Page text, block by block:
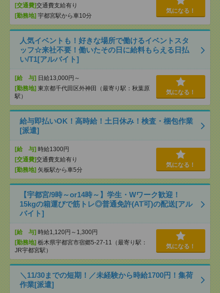
[交通費]交通費支給有り
[勤務地] 宇都宮駅から車10分
気になる！
人気イベントも！好きな場所で働けるイベントスタ
ッフ☆来社不要！働いたその日に給料もらえる日払
い/T1[アルバイト]
[給 与] 日給13,000円～
[勤務地] 東京都千代田区外神田（最寄り駅：秋葉原
駅）
気になる！
給与即払いOK！高時給！土日休み！検査・梱包作業
[派遣]
[給 与] 時給1300円
[交通費]交通費支給有り
[勤務地] 矢板駅から車5分
気になる！
【宇都宮/9時～or14時～】学生・Wワーク歓迎！
15kgの箱運びで筋トレ◎普通免許(AT可)の配送[アル
バイト]
[給 与] 時給1,120円～1,300円
[勤務地] 栃木県宇都宮市宿郷5-27-11（最寄り駅：
JR宇都宮駅）
気になる！
＼11/30までの短期！／未経験から時給1700円！集荷
作業[派遣]